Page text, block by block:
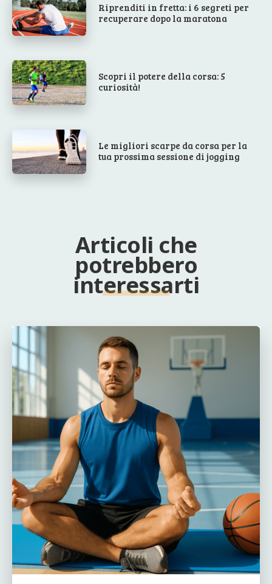
Riprenditi in fretta: i 6 segreti per
recuperare dopo la maratona
Scopri il potere della corsa: 5
curiosità!
Le migliori scarpe da corsa per la
tua prossima sessione di jogging
Articoli che
potrebbero
interessarti